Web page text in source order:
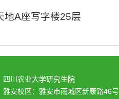
地A座写字楼25层
四川农业大学研究生院
雅安校区：雅安市雨城区新康路46号